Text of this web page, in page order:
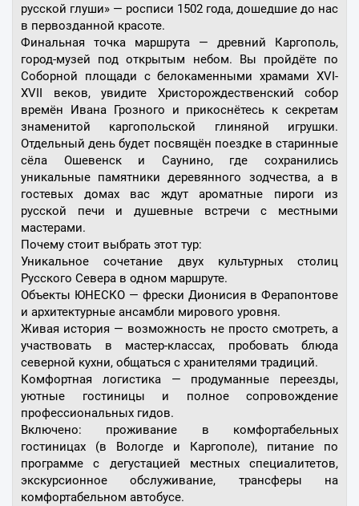
русской глуши» — росписи 1502 года, дошедшие до нас
в первозданной красоте.
Финальная точка маршрута — древний Каргополь,
город-музей под открытым небом. Вы пройдёте по
Соборной площади с белокаменными храмами XVI-
XVII веков, увидите Христорождественский собор
времён Ивана Грозного и прикоснётесь к секретам
знаменитой каргопольской глиняной игрушки.
Отдельный день будет посвящён поездке в старинные
сёла Ошевенск и Саунино, где сохранились
уникальные памятники деревянного зодчества, а в
гостевых домах вас ждут ароматные пироги из
русской печи и душевные встречи с местными
мастерами.
Почему стоит выбрать этот тур:
Уникальное сочетание двух культурных столиц
Русского Севера в одном маршруте.
Объекты ЮНЕСКО — фрески Дионисия в Ферапонтове
и архитектурные ансамбли мирового уровня.
Живая история — возможность не просто смотреть, а
участвовать в мастер-классах, пробовать блюда
северной кухни, общаться с хранителями традиций.
Комфортная логистика — продуманные переезды,
уютные гостиницы и полное сопровождение
профессиональных гидов.
Включено: проживание в комфортабельных
гостиницах (в Вологде и Каргополе), питание по
программе с дегустацией местных специалитетов,
экскурсионное обслуживание, трансферы на
комфортабельном автобусе.